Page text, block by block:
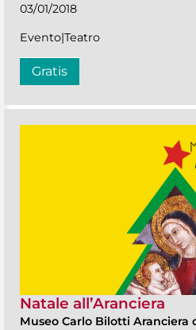
03/01/2018
Evento|Teatro
Gratis
Natale all’Aranciera
Museo Carlo Bilotti Aranciera